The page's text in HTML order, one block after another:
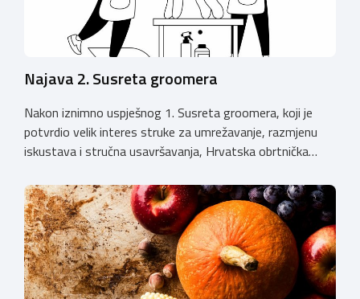
Najava 2. Susreta groomera
Nakon iznimno uspješnog 1. Susreta groomera, koji je
potvrdio velik interes struke za umrežavanje, razmjenu
iskustava i stručna usavršavanja, Hrvatska obrtnička
održati 12. rujna u Kongresnom centru na Zagrebačkom
velesajmu. Susret će i ove godine okupiti groomere,
stručnjake i zaljubljenike u njegu pasa iz cijele Hrvatske,
[…]